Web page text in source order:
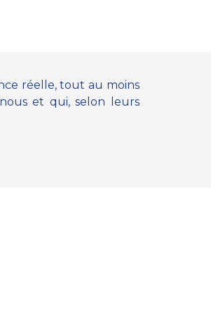
réelle, tout au moins
et qui, selon leurs